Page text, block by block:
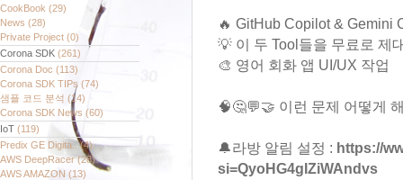
CookBook (29)
News (28)
Private Project (0)
Corona SDK (261)
Corona Doc (113)
Corona SDK TIPs (74)
샘플 코드 분석 (14)
Corona SDK News (60)
IoT (119)
Predix GE Digita..(4)
AWS DeepRacer(28)
AWS AMAZON (13)
🔥 GitHub Copilot & Gemini
💡 이 두 Tool들을 무료로 제
🎨 영어 회화 앱 UI/UX 작업
🧠🤔💬🤝 이런 문제 어떻게
🔔라방 알림 설정 : https://
si=QyoHG4gIZiWAndvs